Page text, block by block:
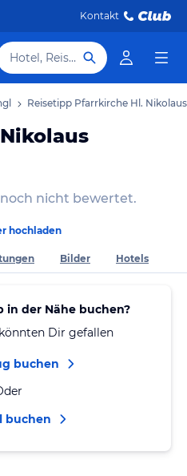
Kontakt
Hotel, Reiseziel
Reisetipp Pfarrkirche Hl. Nikolaus
nicht bewertet.
hochladen
Bilder Hotels
in der Nähe buchen?
Dir gefallen
buchen
buchen